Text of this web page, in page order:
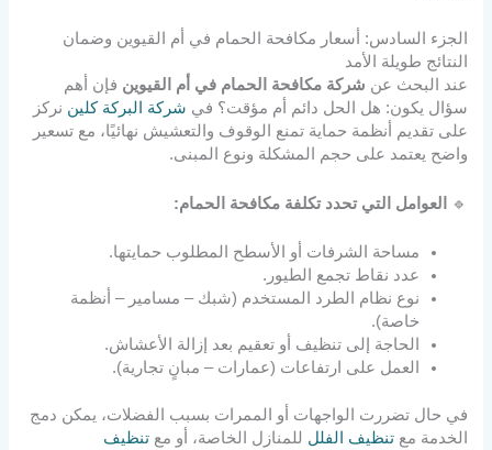
الجزء السادس: أسعار مكافحة الحمام في أم القيوين وضمان
النتائج طويلة الأمد
عند البحث عن شركة مكافحة الحمام في أم القيوين فإن أهم
سؤال يكون: هل الحل دائم أم مؤقت؟ في شركة البركة كلين نركز
على تقديم أنظمة حماية تمنع الوقوف والتعشيش نهائيًا، مع تسعير
واضح يعتمد على حجم المشكلة ونوع المبنى.
🔹 العوامل التي تحدد تكلفة مكافحة الحمام:
مساحة الشرفات أو الأسطح المطلوب حمايتها.
عدد نقاط تجمع الطيور.
نوع نظام الطرد المستخدم (شبك – مسامير – أنظمة
خاصة).
الحاجة إلى تنظيف أو تعقيم بعد إزالة الأعشاش.
العمل على ارتفاعات (عمارات – مبانٍ تجارية).
في حال تضررت الواجهات أو الممرات بسبب الفضلات، يمكن دمج
الخدمة معتنظيف الفلل للمنازل الخاصة، أو معتنظيف